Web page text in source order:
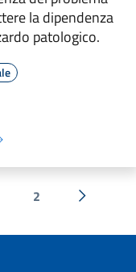
la dipendenza
patologico.
2